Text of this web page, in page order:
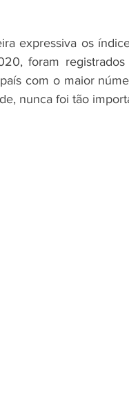
expressiva os
foram
com o maior
nunca foi tão